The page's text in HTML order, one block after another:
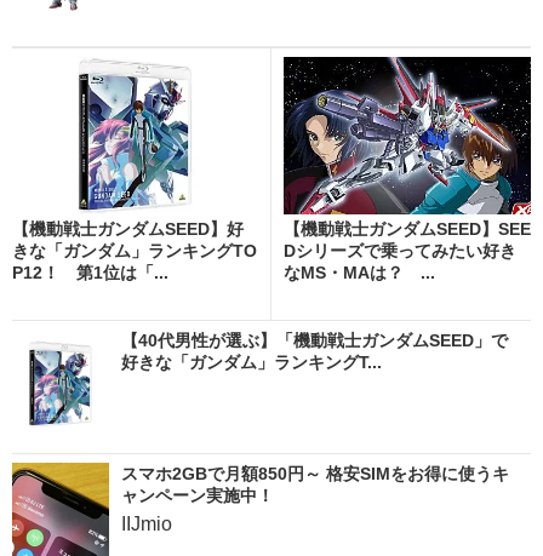
【機動戦士ガンダムSEED】好
きな「ガンダム」ランキングTO
P12！ 第1位は「...
【機動戦士ガンダムSEED】SEE
Dシリーズで乗ってみたい好き
なMS・MAは？ ...
【40代男性が選ぶ】「機動戦士ガンダムSEED」で
好きな「ガンダム」ランキングT...
スマホ2GBで月額850円～ 格安SIMをお得に使うキ
ャンペーン実施中！
IIJmio